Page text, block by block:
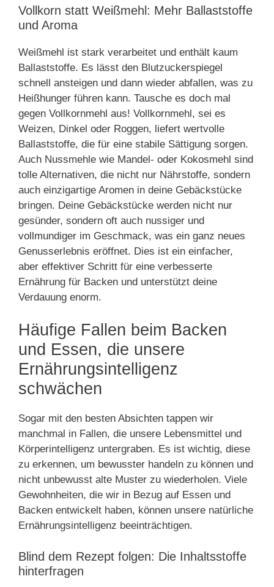
Vollkorn statt Weißmehl: Mehr Ballaststoffe
und Aroma
Weißmehl ist stark verarbeitet und enthält kaum
Ballaststoffe. Es lässt den Blutzuckerspiegel
schnell ansteigen und dann wieder abfallen, was zu
Heißhunger führen kann. Tausche es doch mal
gegen Vollkornmehl aus! Vollkornmehl, sei es
Weizen, Dinkel oder Roggen, liefert wertvolle
Ballaststoffe, die für eine stabile Sättigung sorgen.
Auch Nussmehle wie Mandel- oder Kokosmehl sind
tolle Alternativen, die nicht nur Nährstoffe, sondern
auch einzigartige Aromen in deine Gebäckstücke
bringen. Deine Gebäckstücke werden nicht nur
gesünder, sondern oft auch nussiger und
vollmundiger im Geschmack, was ein ganz neues
Genusserlebnis eröffnet. Dies ist ein einfacher,
aber effektiver Schritt für eine verbesserte
Ernährung für Backen und unterstützt deine
Verdauung enorm.
Häufige Fallen beim Backen
und Essen, die unsere
Ernährungsintelligenz
schwächen
Sogar mit den besten Absichten tappen wir
manchmal in Fallen, die unsere Lebensmittel und
Körperintelligenz untergraben. Es ist wichtig, diese
zu erkennen, um bewusster handeln zu können und
nicht unbewusst alte Muster zu wiederholen. Viele
Gewohnheiten, die wir in Bezug auf Essen und
Backen entwickelt haben, können unsere natürliche
Ernährungsintelligenz beeinträchtigen.
Blind dem Rezept folgen: Die Inhaltsstoffe
hinterfragen